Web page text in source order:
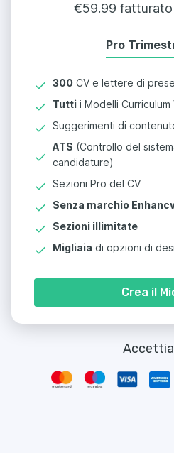
€59.99
Pro
300 CV e lettere di
Tutti i Modelli Curriculum
Suggerimenti di
ATS (Controllo del
candidature)
Sezioni Pro del CV
Senza marchio
Sezioni illimitate
Migliaia di opzioni di
Crea il